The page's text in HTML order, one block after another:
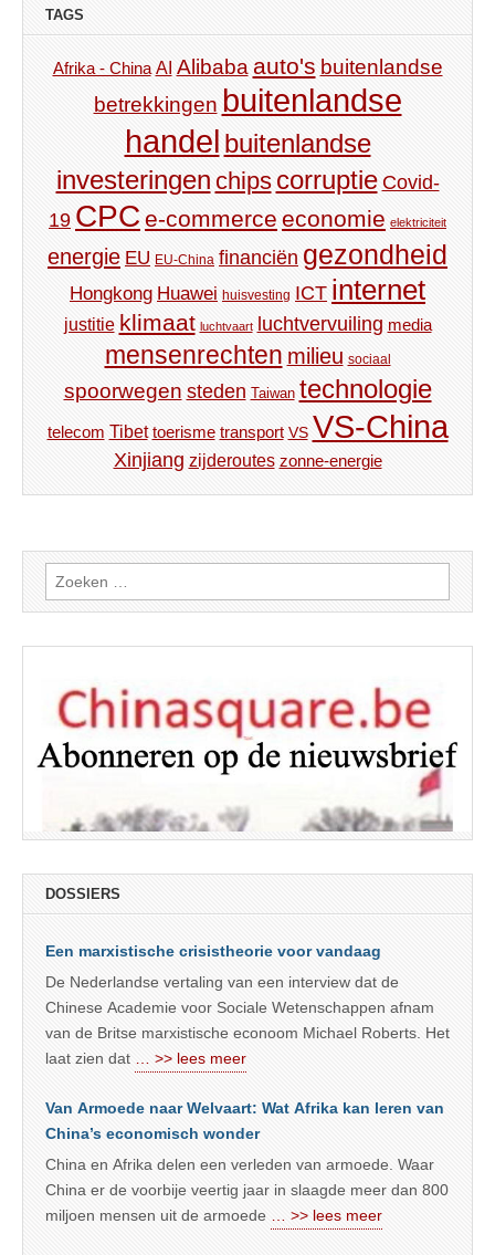
TAGS
Afrika - China AI Alibaba auto's buitenlandse
betrekkingen buitenlandse
handel buitenlandse
investeringen chips corruptie Covid-
19 CPC e-commerce economie elektriciteit
energie EU EU-China financiën gezondheid
Hongkong Huawei huisvesting ICT internet
justitie klimaat luchtvaart luchtvervuiling media
mensenrechten milieu sociaal
spoorwegen steden Taiwan technologie
telecom Tibet toerisme transport VS VS-China
Xinjiang zijderoutes zonne-energie
Zoeken
naar:
DOSSIERS
Een marxistische crisistheorie voor vandaag
De Nederlandse vertaling van een interview dat de
Chinese Academie voor Sociale Wetenschappen afnam
van de Britse marxistische econoom Michael Roberts. Het
laat zien dat … >> lees meer
Van Armoede naar Welvaart: Wat Afrika kan leren van
China’s economisch wonder
China en Afrika delen een verleden van armoede. Waar
China er de voorbije veertig jaar in slaagde meer dan 800
miljoen mensen uit de armoede … >> lees meer